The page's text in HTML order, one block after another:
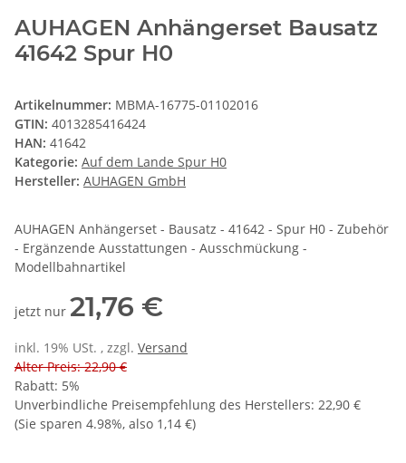
AUHAGEN Anhängerset Bausatz
41642 Spur H0
Artikelnummer: MBMA-16775-01102016
GTIN: 4013285416424
HAN: 41642
Kategorie: Auf dem Lande Spur H0
Hersteller: AUHAGEN GmbH
AUHAGEN Anhängerset - Bausatz - 41642 - Spur H0 - Zubehör
- Ergänzende Ausstattungen - Ausschmückung -
Modellbahnartikel
jetzt nur 21,76 €
inkl. 19% USt. , zzgl. Versand
Alter Preis: 22,90 €
Rabatt: 5%
Unverbindliche Preisempfehlung des Herstellers: 22,90 €
(Sie sparen 4.98%, also 1,14 €)